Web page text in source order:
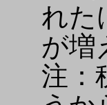
れた
が増
注：